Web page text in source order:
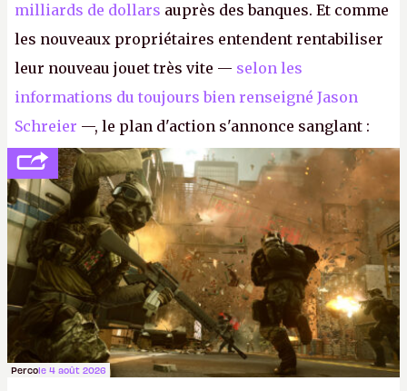
milliards de dollars auprès des banques. Et comme
les nouveaux propriétaires entendent rentabiliser
leur nouveau jouet très vite — selon les
informations du toujours bien renseigné Jason
Schreier —, le plan d'action s'annonce sanglant :
réductions de coûts drastiques, fermetures de
studios et licenciements massifs. En gros, essorer
FCetBattlefield, puis virer le reste.P.
Percole 4 août 2026